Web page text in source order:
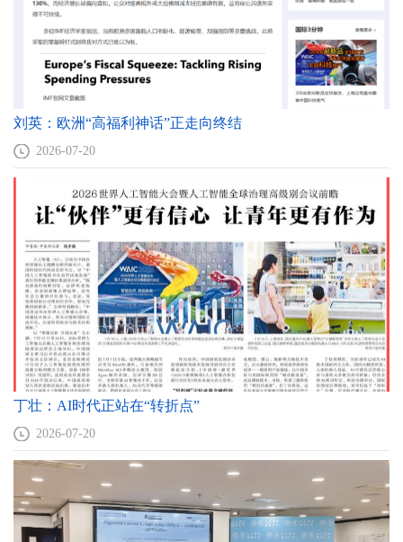
刘英：欧洲“高福利神话”正走向终结
2026-07-20
丁壮：AI时代正站在“转折点”
2026-07-20